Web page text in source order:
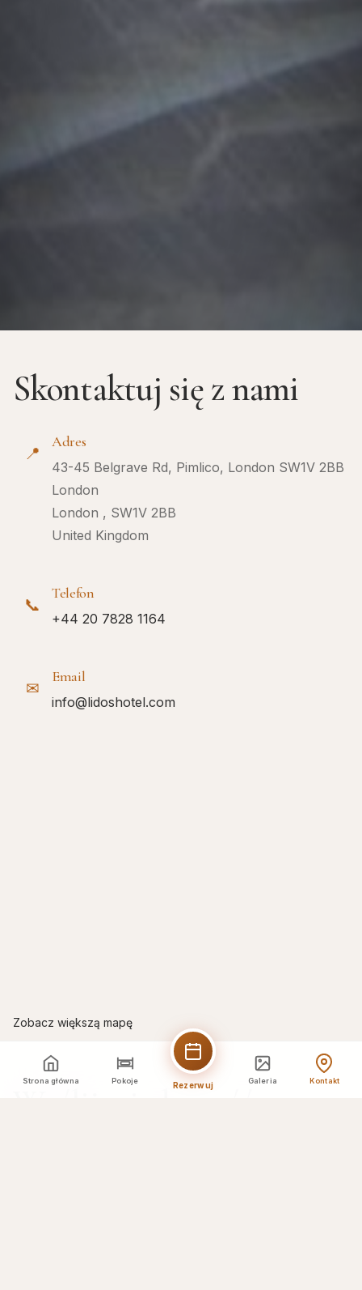
Skontaktuj się z nami
📍
Adres
43-45 Belgrave Rd, Pimlico, London SW1V 2BB
London
London , SW1V 2BB
United Kingdom
📞
Telefon
+44 20 7828 1164
✉
Email
info@lidoshotel.com
Zobacz większą mapę
Wyślij wiadomość
Strona główna Pokoje Rezerwuj Galeria Kontakt